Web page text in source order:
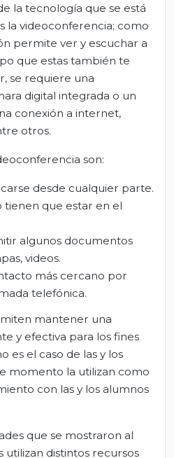
la tecnología que se está
la videoconferencia; como
permite ver y escuchar a
que estas también te
se requiere una
digital integrada o un
conexión a internet,
otros.
son:
desde cualquier parte.
tienen que estar en el
algunos documentos
videos.
más cercano por
telefónica.
mantener una
y efectiva para los fines
es el caso de las y los
momento la utilizan como
con las y los alumnos
que se mostraron al
utilizan distintos recursos